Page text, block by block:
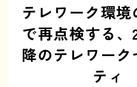
テレワーク環境
で再点検する、
降のテレワーク
ティ